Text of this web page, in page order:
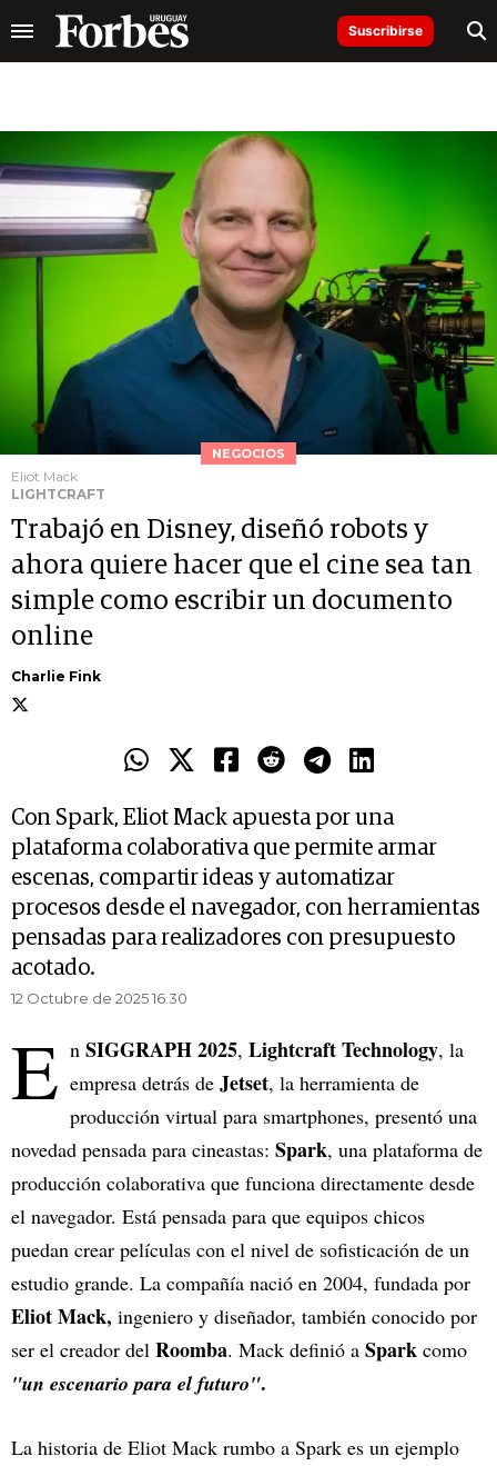
Suscribirse
NEGOCIOS
Eliot Mack
LIGHTCRAFT
Trabajó en Disney, diseñó robots y
ahora quiere hacer que el cine sea tan
simple como escribir un documento
online
Charlie Fink
Con Spark, Eliot Mack apuesta por una
plataforma colaborativa que permite armar
escenas, compartir ideas y automatizar
procesos desde el navegador, con herramientas
pensadas para realizadores con presupuesto
acotado.
12 Octubre de 2025 16.30
E n SIGGRAPH 2025, Lightcraft Technology, la
empresa detrás de Jetset, la herramienta de
producción virtual para smartphones, presentó una
novedad pensada para cineastas: Spark, una plataforma de
producción colaborativa que funciona directamente desde
el navegador. Está pensada para que equipos chicos
puedan crear películas con el nivel de sofisticación de un
estudio grande. La compañía nació en 2004, fundada por
Eliot Mack, ingeniero y diseñador, también conocido por
ser el creador del Roomba. Mack definió a Spark como
"un escenario para el futuro".
La historia de Eliot Mack rumbo a Spark es un ejemplo